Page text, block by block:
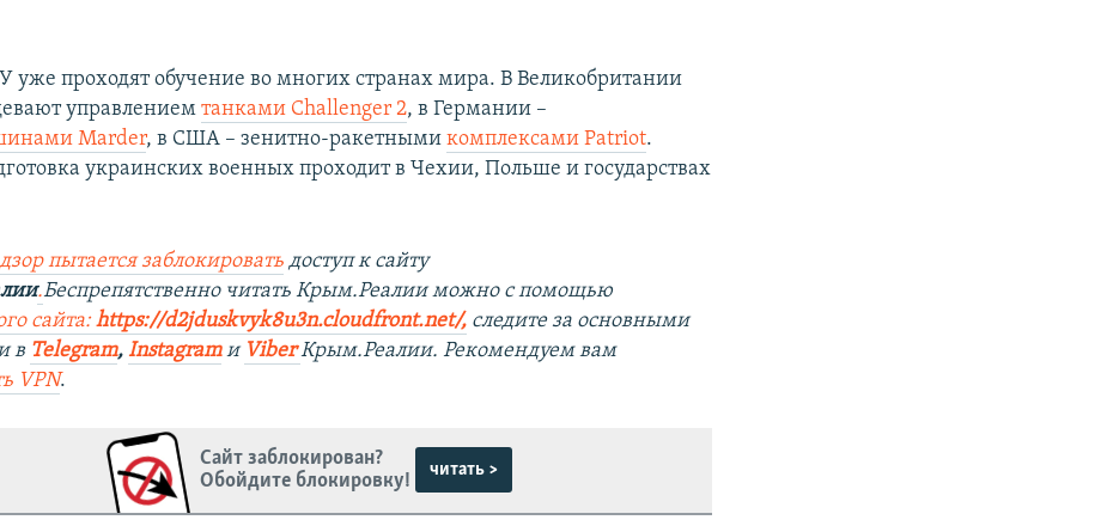
уже проходят обучение во многих странах мира. В Великобритании
управлениемтанками Challenger 2, в Германии –
Marder, в США – зенитно-ракетнымикомплексами Patriot.
украинских военных проходит в Чехии, Польше и государствах
пытается заблокировать доступ к сайту
.Беспрепятственно читать Крым.Реалии можно с помощью
сайта:https://d2jduskvyk8u3n.cloudfront.net/, следите за основными
в Telegram,Instagramи ViberКрым.Реалии. Рекомендуем вам
VPN.
Сайт заблокирован?
Обойдите блокировку!
читать >